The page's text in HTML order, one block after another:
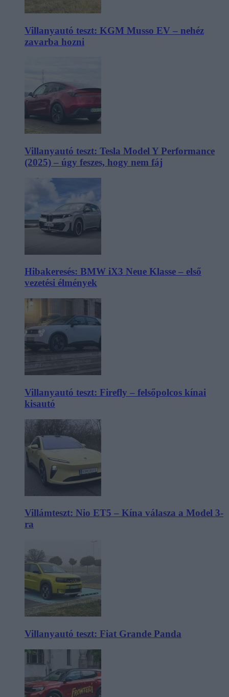
Villanyautó teszt: KGM Musso EV – nehéz
zavarba hozni
Villanyautó teszt: Tesla Model Y Performance
(2025) – úgy feszes, hogy nem fáj
Hibakeresés: BMW iX3 Neue Klasse – első
vezetési élmények
Villanyautó teszt: Firefly – felsőpolcos kínai
kisautó
Villámteszt: Nio ET5 – Kína válasza a Model 3-
ra
Villanyautó teszt: Fiat Grande Panda